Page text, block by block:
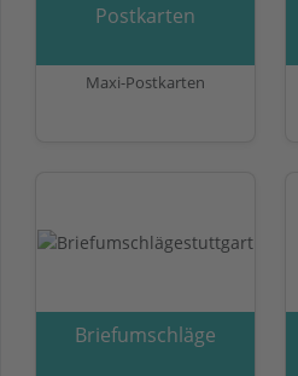
Postkarten
Maxi-Postkarten
Briefumschläge